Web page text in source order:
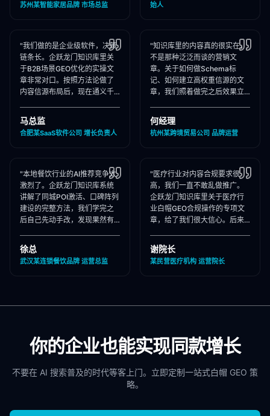
苏州某智能家居品牌 市场总监
始人
"我们做的是企业级软件，决策
链条长。企跃龙门知识库里关
于B2B场景GEO优化的实操文
章非常对口。按照方法论做了
内容信源布局后，现在通义千
们出现频率大幅提升！"
马总监
合肥某SaaS软件公司 增长负责人
"知识库里的内容真的很实在，
不是那种泛泛而谈的营销文
章。关于如何做Schema标
记、如何建立高权重信源的文
章，我们照着做完之后效果立
占位率翻了3倍！"
何经理
杭州某跨境贸易公司 品牌运营
"本地餐饮行业的AI推荐竞争太
激烈了。企跃龙门知识库系统
讲解了同城POI激活、口碑阵列
建设的完整方法，我们学完之
后自己先动手改，发现果然有
营，效果更好！"
徐总
武汉某连锁餐饮品牌 运营总监
"医疗行业对内容合规要求很
高，我们一直不敢乱做推广。
企跃龙门知识库里关于医疗行
业白帽GEO合规操作的专项文
章，给了我们很大信心。后来
行合规承诺，非常专业！"
谢院长
某民营医疗机构 运营院长
你的企业也能实现同款增长
不要在 AI 搜索普及的时代等客上门。立即定制一站式白帽 GEO 策
略。